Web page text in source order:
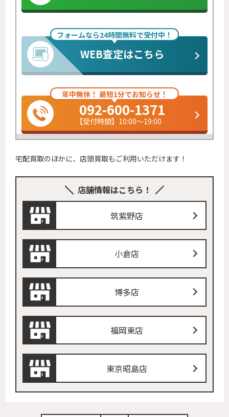
フォームなら24時間無料で受付中！
WEB査定はこちら
年中無休！ 最短1分でお知らせ！
092-600-1371
【受付時間】10:00～19:00
宅配買取のほかに、店頭買取もご利用いただけます！
店舗情報はこちら！
筑紫野店
小倉店
博多店
福岡東店
東京昭島店